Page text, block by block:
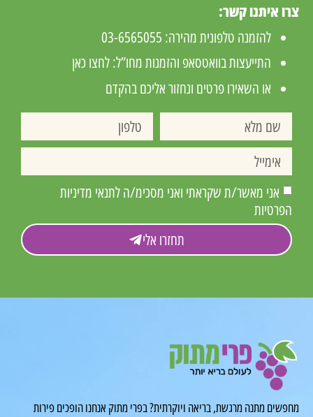
צרו איתנו קשר:
להזמנה טלפונית מהירה: 03-6565055
התייעצות בוואטסאפ והזמנות מחו”ל:לחצו כאן
או השאירו פרטים ונחזור אליכם בהקדם
אני מאשר/ת שקראתי ואני מסכימ/ה לתנאי מדיניות
הפרטיות
תחזרו אלי
מחפשים מתנה מרגשת, בריאה ויוקרתית? בפרי מתוק אנחנו הופכים פירות